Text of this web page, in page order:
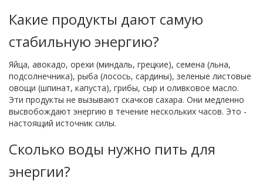
Какие продукты дают самую
стабильную энергию?
Яйца, авокадо, орехи (миндаль, грецкие), семена (льна,
подсолнечника), рыба (лосось, сардины), зеленые листовые
овощи (шпинат, капуста), грибы, сыр и оливковое масло.
Эти продукты не вызывают скачков сахара. Они медленно
высвобождают энергию в течение нескольких часов. Это -
настоящий источник силы.
Сколько воды нужно пить для
энергии?